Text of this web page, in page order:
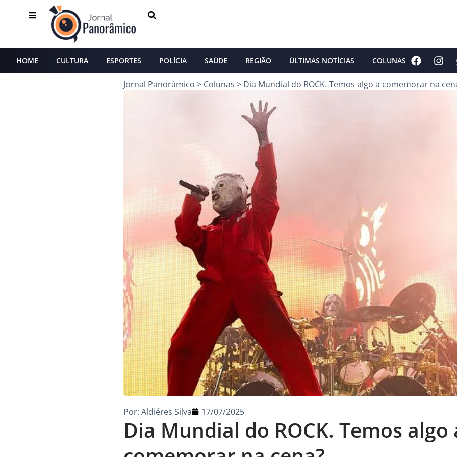
HOME CULTURA ESPORTES POLÍCIA SAÚDE REGIÃO ÚLTIMAS NOTÍCIAS COLUNAS
Jornal Panorâmico > Colunas > Dia Mundial do ROCK. Temos algo a comemorar na
Dia Mundial do ROCK. Temos algo
Por: Aldiéres Silva 17/07/2025